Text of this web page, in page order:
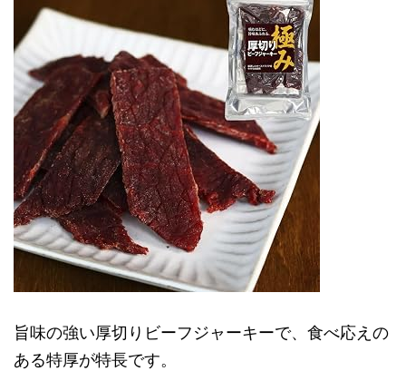
旨味の強い厚切りビーフジャーキーで、食べ応えの
ある特厚が特長です。